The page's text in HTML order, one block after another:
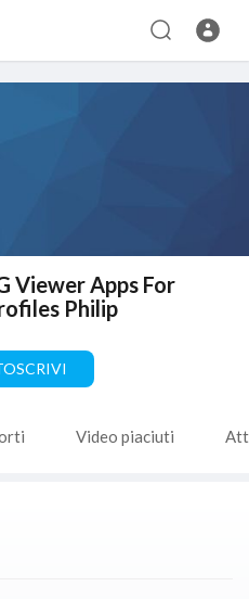
Viewer Apps For
Philip
Video piaciuti